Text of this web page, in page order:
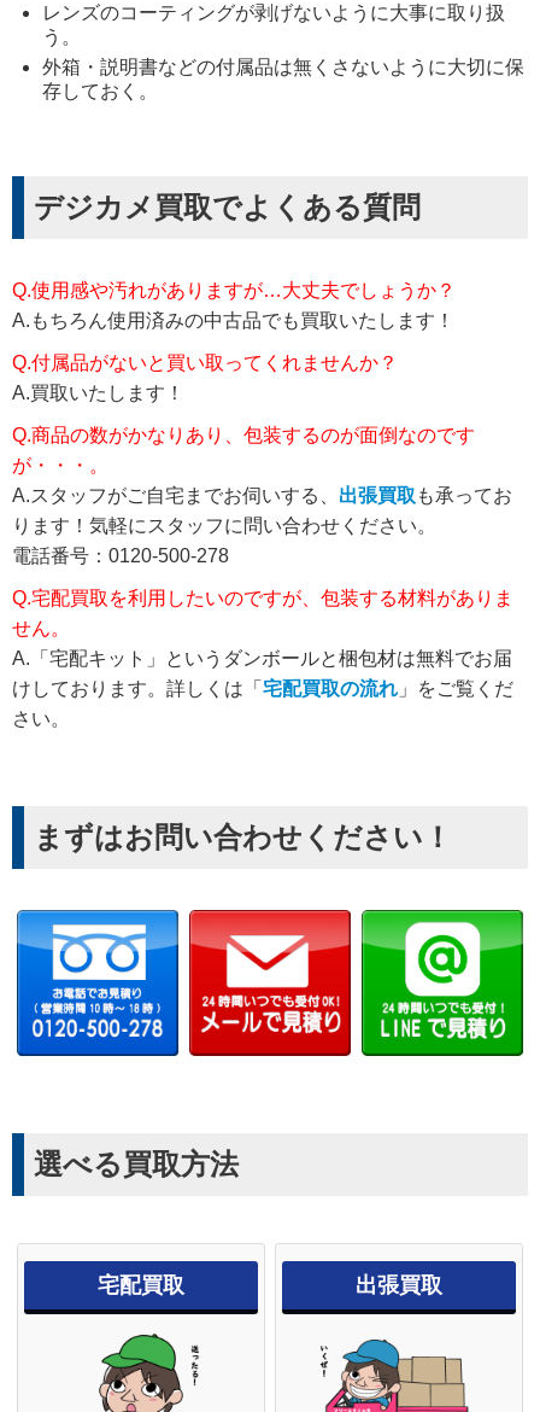
レンズのコーティングが剥げないように大事に取り扱
う。
外箱・説明書などの付属品は無くさないように大切に保
存しておく。
デジカメ買取でよくある質問
Q.使用感や汚れがありますが…大丈夫でしょうか？
A.もちろん使用済みの中古品でも買取いたします！
Q.付属品がないと買い取ってくれませんか？
A.買取いたします！
Q.商品の数がかなりあり、包装するのが面倒なのです
が・・・。
A.スタッフがご自宅までお伺いする、 出張買取 も承ってお
ります！気軽にスタッフに問い合わせください。
電話番号：0120-500-278
Q.宅配買取を利用したいのですが、包装する材料がありま
せん。
A.「宅配キット」というダンボールと梱包材は無料でお届
けしております。詳しくは「 宅配買取の流れ 」をご覧くだ
さい。
まずはお問い合わせください！
選べる買取方法
宅配買取 出張買取